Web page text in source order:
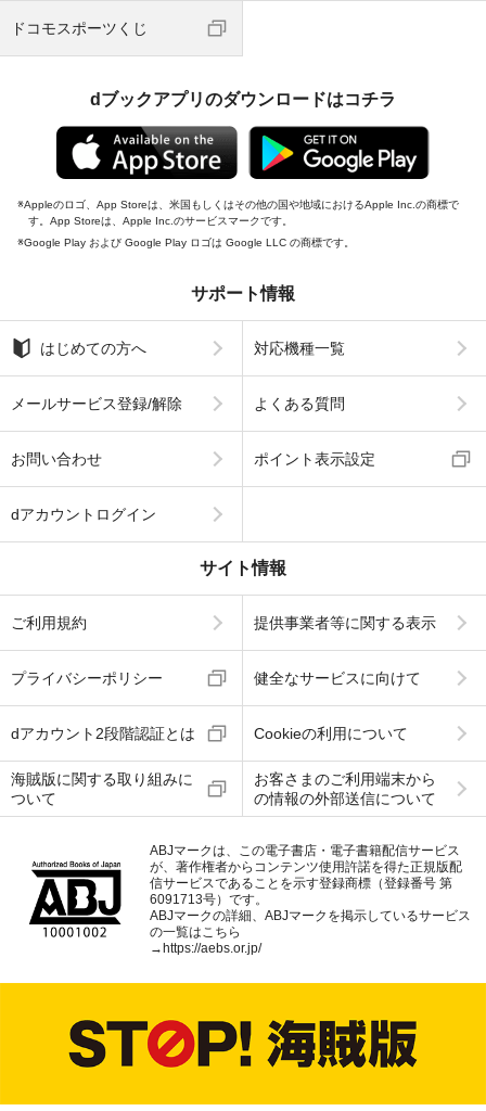
ドコモスポーツくじ
dブックアプリのダウンロードはコチラ
Appleのロゴ、App Storeは、米国もしくはその他の国や地域におけるApple Inc.の商標で
す。App Storeは、Apple Inc.のサービスマークです。
Google Play および Google Play ロゴは Google LLC の商標です。
サポート情報
はじめての方へ 対応機種一覧
メールサービス登録/解除 よくある質問
お問い合わせ ポイント表示設定
dアカウントログイン
サイト情報
ご利用規約 提供事業者等に関する表示
プライバシーポリシー 健全なサービスに向けて
dアカウント2段階認証とは Cookieの利用について
海賊版に関する取り組みに
ついて
お客さまのご利用端末から
の情報の外部送信について
ABJマークは、この電子書店・電子書籍配信サービス
が、著作権者からコンテンツ使用許諾を得た正規版配
信サービスであることを示す登録商標（登録番号 第
6091713号）です。
ABJマークの詳細、ABJマークを掲示しているサービス
の一覧はこちら
→https://aebs.or.jp/